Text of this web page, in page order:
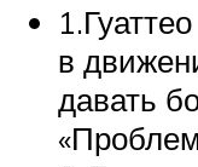
в
давать